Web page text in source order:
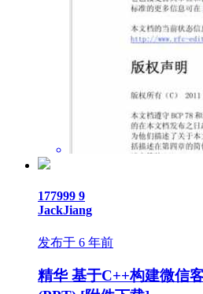
177999 9
JackJiang
发布于 6 年前
精华 基于C++构建微信